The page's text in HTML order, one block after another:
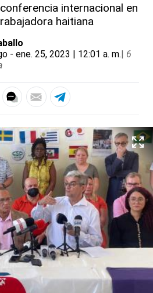
internacional en
haitiana
- ene. 25, 2023 | 12:01 a. m.| 6